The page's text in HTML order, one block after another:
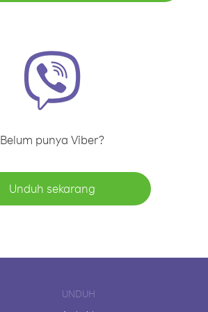
Belum punya Viber?
Unduh sekarang
UNDUH